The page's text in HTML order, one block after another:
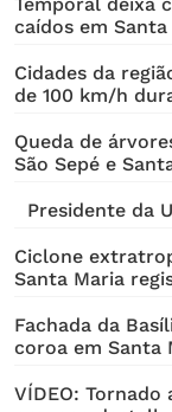
caídos em Santa
Cidades da
de 100 km/h
Queda de
São Sepé e
Presidente da
Ciclone
Santa Maria
Fachada da
coroa em Santa
VÍDEO: